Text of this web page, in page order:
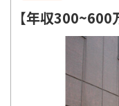
【年収300~600